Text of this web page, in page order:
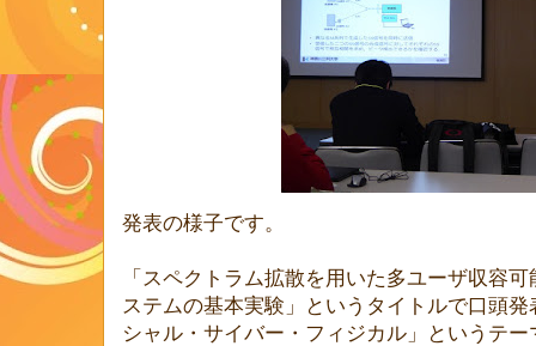
発表の様子です。
「スペクトラム拡散を用いた多ユーザ収容
ステムの基本実験」というタイトルで口頭
シャル・サイバー・フィジカル」というテー